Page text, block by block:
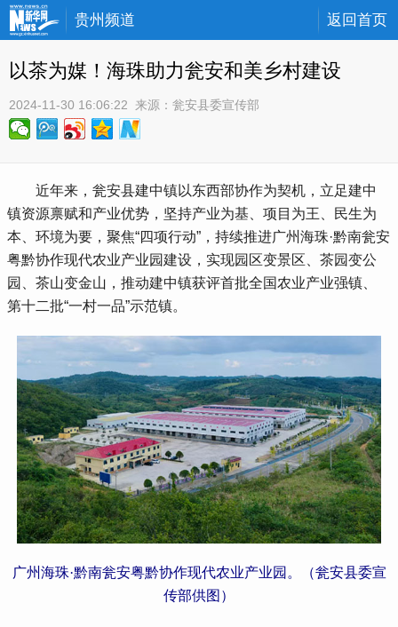
贵州频道 返回首页
以茶为媒！海珠助力瓮安和美乡村建设
2024-11-30 16:06:22 来源： 瓮安县委宣传部
近年来，瓮安县建中镇以东西部协作为契机，立足建中
镇资源禀赋和产业优势，坚持产业为基、项目为王、民生为
本、环境为要，聚焦“四项行动”，持续推进广州海珠·黔南瓮安
粤黔协作现代农业产业园建设，实现园区变景区、茶园变公
园、茶山变金山，推动建中镇获评首批全国农业产业强镇、
第十二批“一村一品”示范镇。
广州海珠·黔南瓮安粤黔协作现代农业产业园。（瓮安县委宣
传部供图）